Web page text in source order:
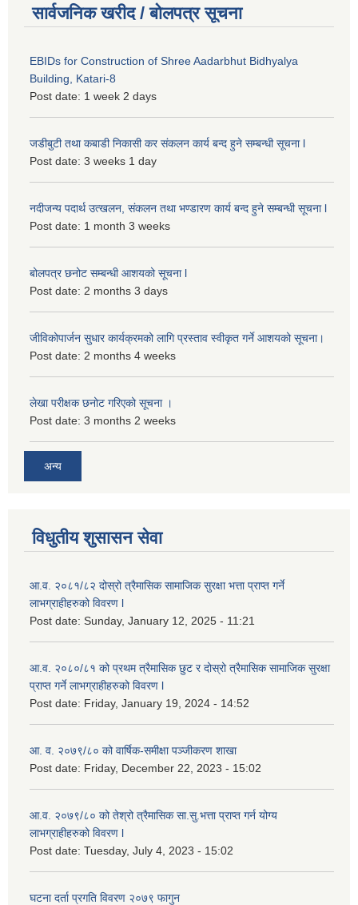
सार्वजनिक खरीद / बोलपत्र सूचना
EBIDs for Construction of Shree Aadarbhut Bidhyalya
Building, Katari-8
Post date: 1 week 2 days
जडीबुटी तथा कबाडी निकासी कर संकलन कार्य बन्द हुने सम्बन्धी सूचना l
Post date: 3 weeks 1 day
नदीजन्य पदार्थ उत्खलन, संकलन तथा भण्डारण कार्य बन्द हुने सम्बन्धी सूचना l
Post date: 1 month 3 weeks
बोलपत्र छनोट सम्बन्धी आशयको सूचना l
Post date: 2 months 3 days
जीविकोपार्जन सुधार कार्यक्रमको लागि प्रस्ताव स्वीकृत गर्ने आशयको सूचना।
Post date: 2 months 4 weeks
लेखा परीक्षक छनोट गरिएको सूचना ।
Post date: 3 months 2 weeks
अन्य
विधुतीय शुसासन सेवा
आ.व. २०८१/८२ दोस्रो त्रैमासिक सामाजिक सुरक्षा भत्ता प्राप्त गर्ने
लाभग्राहीहरुको विवरण l
Post date: Sunday, January 12, 2025 - 11:21
आ.व. २०८०/८१ को प्रथम त्रैमासिक छुट र दोस्रो त्रैमासिक सामाजिक सुरक्षा
प्राप्त गर्ने लाभग्राहीहरुको विवरण l
Post date: Friday, January 19, 2024 - 14:52
आ. व. २०७९/८० को वार्षिक-समीक्षा पञ्जीकरण शाखा
Post date: Friday, December 22, 2023 - 15:02
आ.व. २०७९/८० को तेश्रो त्रैमासिक सा.सु.भ‍त्ता प्राप्त गर्न योग्य
लाभग्राहीहरुको विवरण l
Post date: Tuesday, July 4, 2023 - 15:02
घटना दर्ता प्रगति विवरण २०७९ फागुन